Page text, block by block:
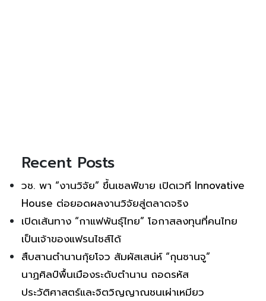
Recent Posts
วช. พา “งานวิจัย” ขึ้นเชลฟ์ขาย เปิดเวที Innovative
House ต่อยอดผลงานวิจัยสู่ตลาดจริง
เปิดเส้นทาง “กาแฟพันธุ์ไทย” โอกาสลงทุนที่คนไทย
เป็นเจ้าของแฟรนไชส์ได้
สืบสานตำนานกุ้ยโจว สัมผัสเสน่ห์ “กุนซานจู”
นาฏศิลป์พื้นเมืองระดับตำนาน ถอดรหัส
ประวัติศาสตร์และจิตวิญญาณชนเผ่าเหมียว